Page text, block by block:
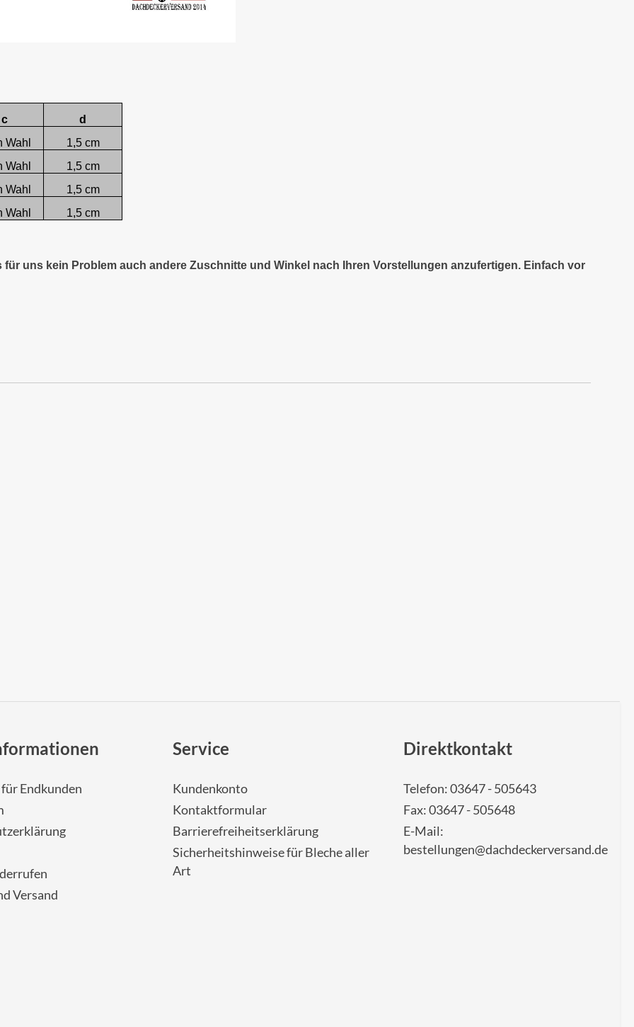
c
d
Wahl
1,5 cm
Wahl
1,5 cm
Wahl
1,5 cm
Wahl 1,5 cm
uns kein Problem auch andere Zuschnitte und Winkel nach Ihren Vorstellungen anzufertigen. Einfach vor
Endkunden
Versand
Service
Kundenkonto
Kontaktformular
Barrierefreiheitserklärung
Sicherheitshinweise für Bleche aller
Art
Direktkontakt
Telefon: 03647 - 505643
Fax: 03647 - 505648
E-Mail:
bestellungen@dachdeckerversand.de